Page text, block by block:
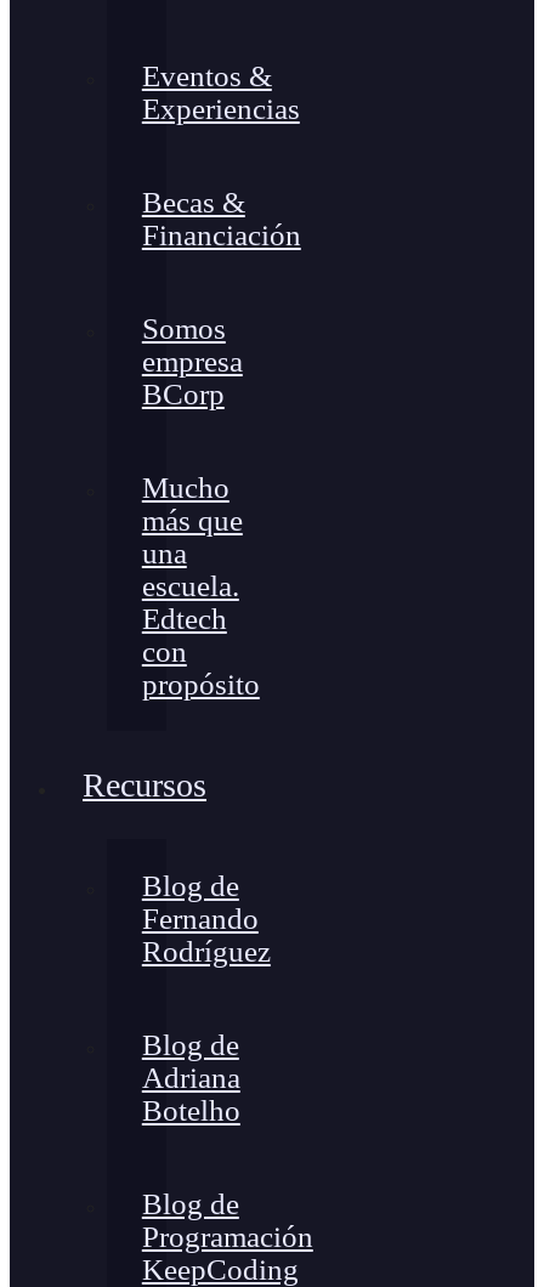
Eventos &
Experiencias
Becas &
Financiación
Somos
empresa
BCorp
Mucho
más que
una
escuela.
Edtech
con
propósito
Recursos
Blog de
Fernando
Rodríguez
Blog de
Adriana
Botelho
Blog de
Programación
KeepCoding